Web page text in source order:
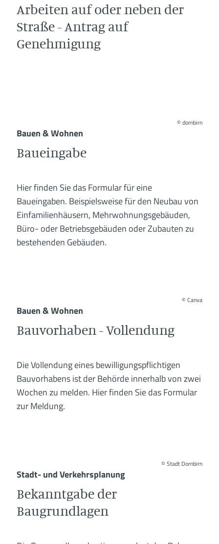
Arbeiten auf oder neben der
Straße - Antrag auf
Genehmigung
©dornbirn
Bauen & Wohnen
Baueingabe
Hier finden Sie das Formular für eine
Baueingaben. Beispielsweise für den Neubau von
Einfamilienhäusern, Mehrwohnungsgebäuden,
Büro- oder Betriebsgebäuden oder Zubauten zu
bestehenden Gebäuden.
©Canva
Bauen & Wohnen
Bauvorhaben - Vollendung
Die Vollendung eines bewilligungspflichtigen
Bauvorhabens ist der Behörde innerhalb von zwei
Wochen zu melden. Hier finden Sie das Formular
zur Meldung.
©Stadt Dornbirn
Stadt- und Verkehrsplanung
Bekanntgabe der
Baugrundlagen